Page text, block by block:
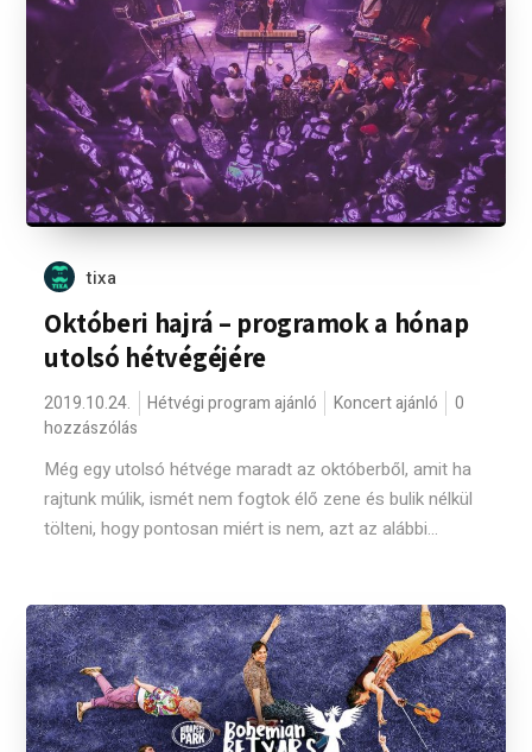
tixa
Októberi hajrá – programok a hónap
utolsó hétvégéjére
2019.10.24. Hétvégi program ajánló Koncert ajánló
0
hozzászólás
Még egy utolsó hétvége maradt az októberből, amit ha
rajtunk múlik, ismét nem fogtok élő zene és bulik nélkül
tölteni, hogy pontosan miért is nem, azt az alábbi...